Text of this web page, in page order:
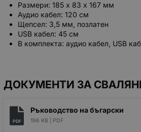
Размери: 185 х 83 х 167 мм
Аудио кабел: 120 см
Щепсел: 3,5 мм, позлатен
USB кабел: 45 см
В комплекта: аудио кабел, USB
ДОКУМЕНТИ ЗА
PDF
Ръководство на бъгарски
196 KB | PDF